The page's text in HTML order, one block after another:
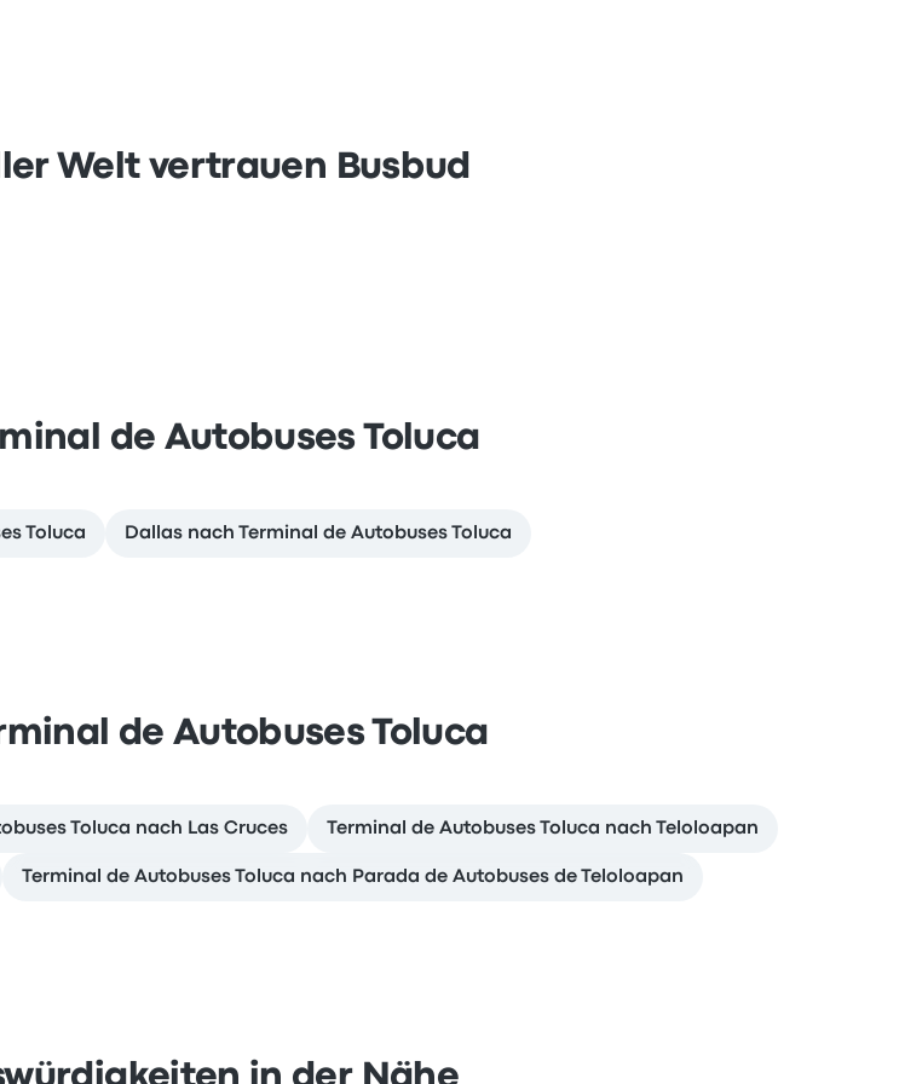
Welt vertrauen Busbud
de Autobuses Toluca
Toluca Dallas nach Terminal de Autobuses Toluca
de Autobuses Toluca
Toluca nach Las Cruces Terminal de Autobuses Toluca nach Teloloapan
Terminal de Autobuses Toluca nach Parada de Autobuses de Teloloapan